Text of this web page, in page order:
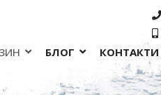
БЛОГ КОНТАКТИ